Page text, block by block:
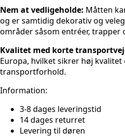
Nem at vedligeholde: Måtten
og er samtidig dekorativ og
områder såsom entréer, trapper
Kvalitet med korte
Europa, hvilket sikrer høj
transportforhold.
Information:
3-8 dages leveringstid
14 dages returret
Levering til døren